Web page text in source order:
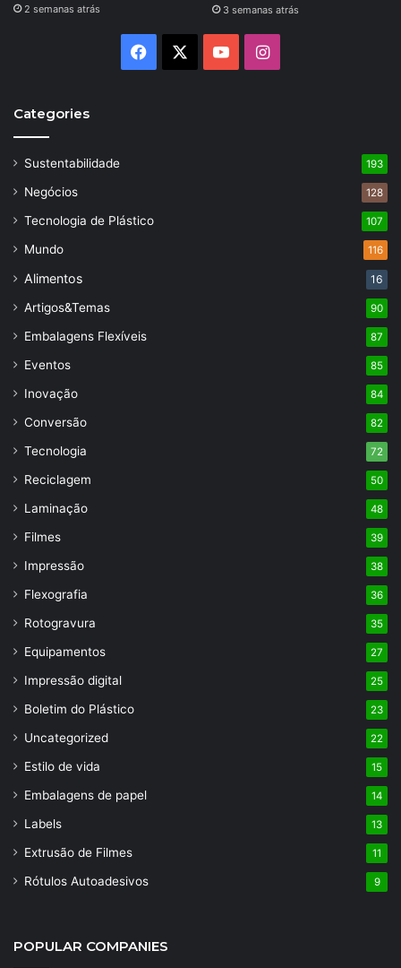
2 semanas atrás 3 semanas atrás
Facebook YouTubeInstagram
Categories
Sustentabilidade 193
Negócios 128
Tecnologia de Plástico 107
Mundo 116
Alimentos 16
Artigos&Temas 90
Embalagens Flexíveis 87
Eventos 85
Inovação 84
Conversão 82
Tecnologia 72
Reciclagem 50
Laminação 48
Filmes 39
Impressão 38
Flexografia 36
Rotogravura 35
Equipamentos 27
Impressão digital 25
Boletim do Plástico 23
Uncategorized 22
Estilo de vida 15
Embalagens de papel 14
Labels 13
Extrusão de Filmes 11
Rótulos Autoadesivos 9
POPULAR COMPANIES